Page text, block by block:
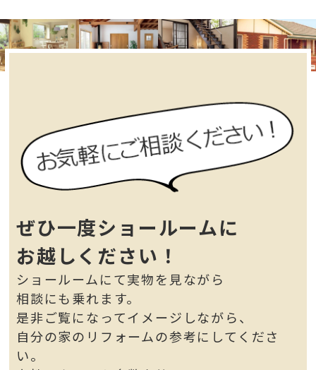
ぜひ一度ショールームに
お越しください！
ショールームにて実物を見ながら
相談にも乗れます。
是非ご覧になってイメージしながら、
自分の家のリフォームの参考にしてくださ
い。